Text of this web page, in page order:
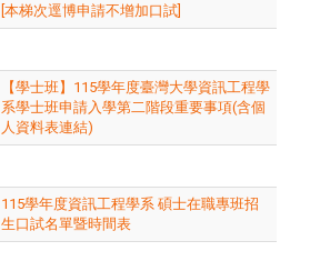
[本梯次逕博申請不增加口試]
【學士班】115學年度臺灣大學資訊工程學
系學士班申請入學第二階段重要事項(含個
人資料表連結)
115學年度資訊工程學系 碩士在職專班招
生口試名單暨時間表